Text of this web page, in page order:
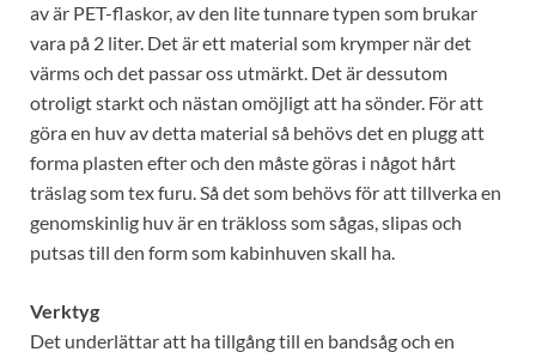
av är PET-flaskor, av den lite tunnare typen som brukar
vara på 2 liter. Det är ett material som krymper när det
värms och det passar oss utmärkt. Det är dessutom
otroligt starkt och nästan omöjligt att ha sönder. För att
göra en huv av detta material så behövs det en plugg att
forma plasten efter och den måste göras i något hårt
träslag som tex furu. Så det som behövs för att tillverka en
genomskinlig huv är en träkloss som sågas, slipas och
putsas till den form som kabinhuven skall ha.
Verktyg
Det underlättar att ha tillgång till en bandsåg och en